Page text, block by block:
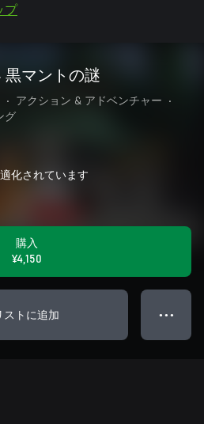
プ
黒マントの謎
• アクション & アドベンチャー
•
グ
化されています
購入
¥4,150
トに追加 ● ● ●